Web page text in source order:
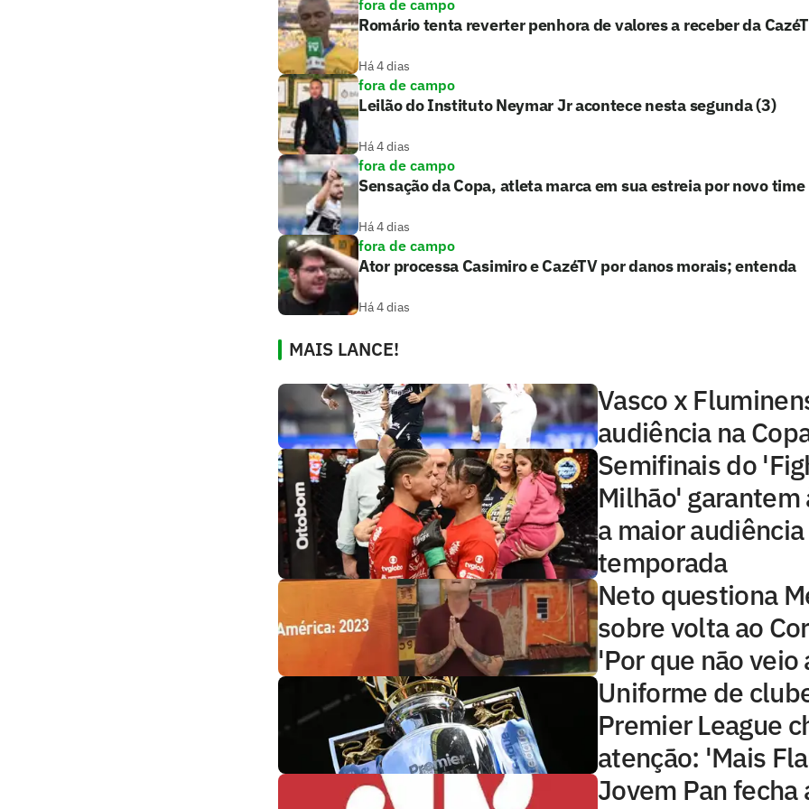
fora de campo
Romário tenta reverter penhora de valores a receber da
Há 4 dias
fora de campo
Leilão do Instituto Neymar Jr acontece nesta segunda (3)
Há 4 dias
fora de campo
Sensação da Copa, atleta marca em sua estreia por novo time
Há 4 dias
fora de campo
Ator processa Casimiro e CazéTV por danos morais; entenda
Há 4 dias
MAIS LANCE!
Vasco x
audiência na
Semifinais do
Milhão' garantem
a maior
temporada
Neto questiona
sobre volta ao
'Por que não veio
Uniforme de
Premier League
atenção: 'Mais
Jovem Pan fecha